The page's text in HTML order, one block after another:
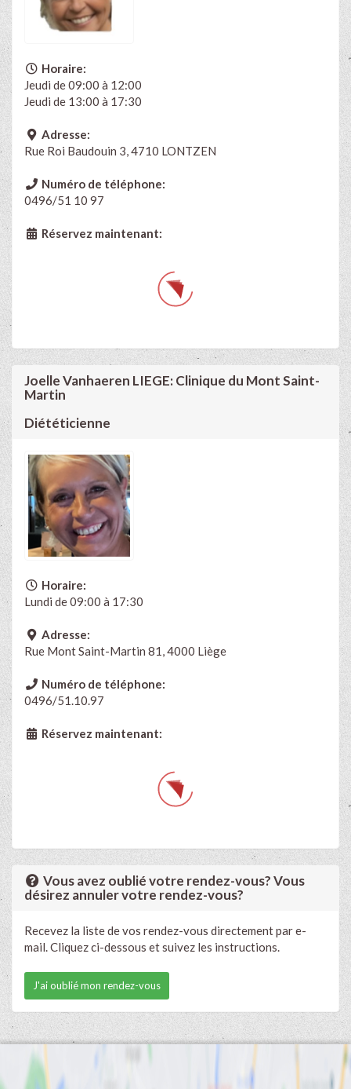
Horaire:
Jeudi de 09:00 à 12:00
Jeudi de 13:00 à 17:30
Adresse:
Rue Roi Baudouin 3, 4710 LONTZEN
Numéro de téléphone:
0496/51 10 97
Réservez maintenant:
Joelle Vanhaeren LIEGE: Clinique du Mont Saint-
Martin
Diététicienne
Horaire:
Lundi de 09:00 à 17:30
Adresse:
Rue Mont Saint-Martin 81, 4000 Liège
Numéro de téléphone:
0496/51.10.97
Réservez maintenant:
Vous avez oublié votre rendez-vous? Vous
désirez annuler votre rendez-vous?
Recevez la liste de vos rendez-vous directement par e-
mail. Cliquez ci-dessous et suivez les instructions.
J'ai oublié mon rendez-vous